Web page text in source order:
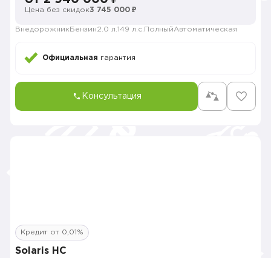
Цена без скидок3 745 000 ₽
Внедорожник Бензин2.0 л. 149 л.с. ПолныйАвтоматическая
Официальная гарантия
Консультация
Кредит от 0,01%
Solaris HC